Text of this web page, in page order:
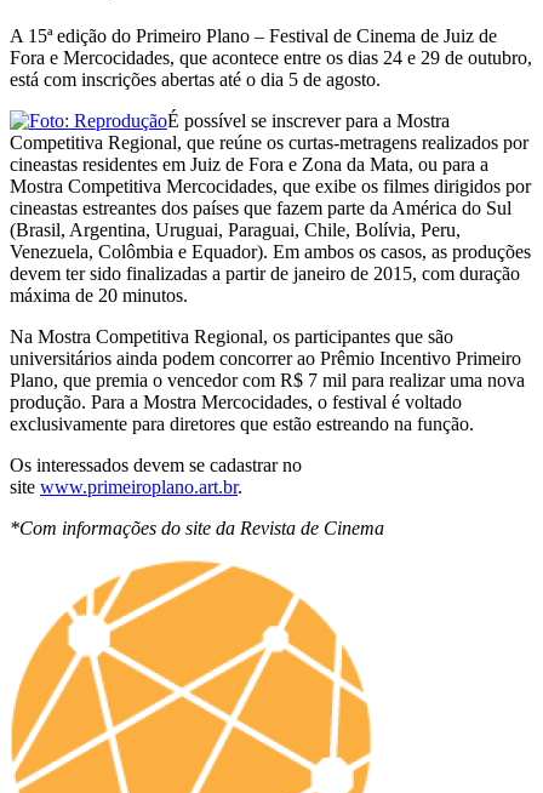
A 15ª edição do Primeiro Plano – Festival de Cinema de Juiz de
Fora e Mercocidades, que acontece entre os dias 24 e 29 de outubro,
está com inscrições abertas até o dia 5 de agosto.
É possível se inscrever para a Mostra
Competitiva Regional, que reúne os curtas-metragens realizados por
cineastas residentes em Juiz de Fora e Zona da Mata, ou para a
Mostra Competitiva Mercocidades, que exibe os filmes dirigidos por
cineastas estreantes dos países que fazem parte da América do Sul
(Brasil, Argentina, Uruguai, Paraguai, Chile, Bolívia, Peru,
Venezuela, Colômbia e Equador). Em ambos os casos, as produções
devem ter sido finalizadas a partir de janeiro de 2015, com duração
máxima de 20 minutos.
Na Mostra Competitiva Regional, os participantes que são
universitários ainda podem concorrer ao Prêmio Incentivo Primeiro
Plano, que premia o vencedor com R$ 7 mil para realizar uma nova
produção. Para a Mostra Mercocidades, o festival é voltado
exclusivamente para diretores que estão estreando na função.
Os interessados devem se cadastrar no
site www.primeiroplano.art.br.
*Com informações do site da Revista de Cinema